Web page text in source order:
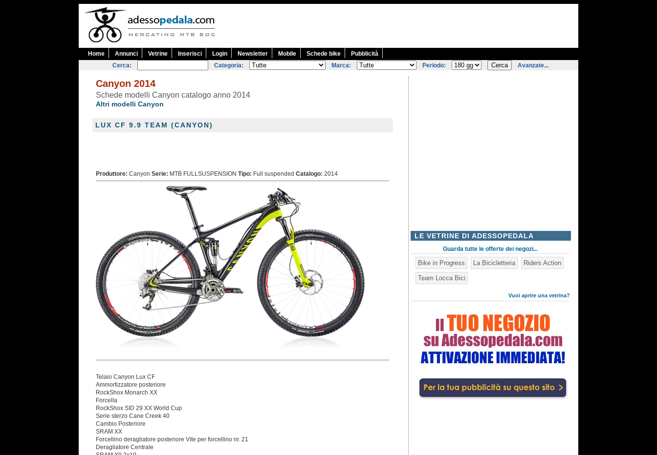
Home Annunci Vetrine Inserisci Login Newsletter Mobile Schede bike
Pubblicità
Cerca:
Categoria: Marca: Periodo: Avanzate...
Canyon 2014
Schede modelli Canyon catalogo anno 2014
Altri modelli Canyon
LUX CF 9.9 TEAM (CANYON)
Produttore: Canyon Serie: MTB FULLSUSPENSION Tipo: Full suspended Catalogo: 2014
Telaio Canyon Lux CF
Ammortizzatore posteriore
RockShox Monarch XX
Forcella
RockShox SID 29 XX World Cup
Serie sterzo Cane Creek 40
Cambio Posteriore
SRAM XX
Forcellino deragliatore posteriore Vite per forcellino nr. 21
Deragliatore Centrale
LE VETRINE DI ADESSOPEDALA
Guarda tutte le offerte dei negozi...
Bike in Progress La Bicicletteria Riders Action
Team Locca Bici
Vuoi aprire una vetrina?